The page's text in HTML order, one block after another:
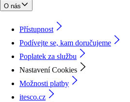
O nás
Přístupnost
Podívejte se, kam doručujeme
Poplatek za službu
Nastavení Cookies
Možnosti platby
itesco.cz